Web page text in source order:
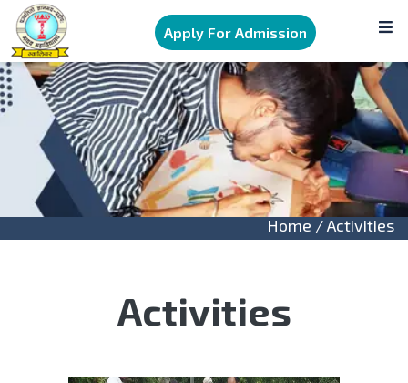
Apply For Admission
Home / Activities
Activities